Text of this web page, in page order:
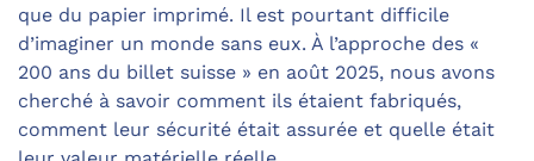
que du papier imprimé. Il est pourtant difficile
d’imaginer un monde sans eux. À l’approche des «
200 ans du billet suisse » en août 2025, nous avons
cherché à savoir comment ils étaient fabriqués,
comment leur sécurité était assurée et quelle était